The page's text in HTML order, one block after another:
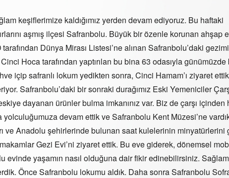
keşiflerimize kaldığımız yerden devam ediyoruz. Bu haftaki
aşmış ilçesi Safranbolu. Büyük bir özenle korunan ahşap
Dünya Mirası Listesi’ne alınan Safranbolu’daki
Hoca tarafından yaptırılan bu bina 63 odasıyla günümüzde
içip safranlı lokum yedikten sonra, Cinci Hamam’ı ziyaret
Safranbolu’daki bir sonraki durağımız Eski Yemeniciler
dayanan ürünler bulma imkanınız var. Biz de çarşı içinden
yolculuğumuza devam ettik ve Safranbolu Kent Müzesi’ne
ve Anadolu şehirlerinde bulunan saat kulelerinin minyatürlerini
Gezi Evi’ni ziyaret ettik. Bu eve giderek, dönemsel
evinde yaşamın nasıl olduğuna dair fikir edinebilirsiniz.
Önce Safranbolu lokumu aldık. Daha sonra Safranbolu